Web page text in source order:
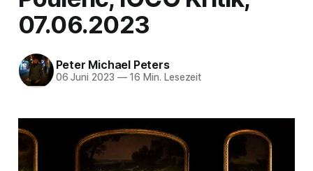
07.06.2023
Peter Michael Peters
06 Juni 2023 —16 Min. Lesezeit